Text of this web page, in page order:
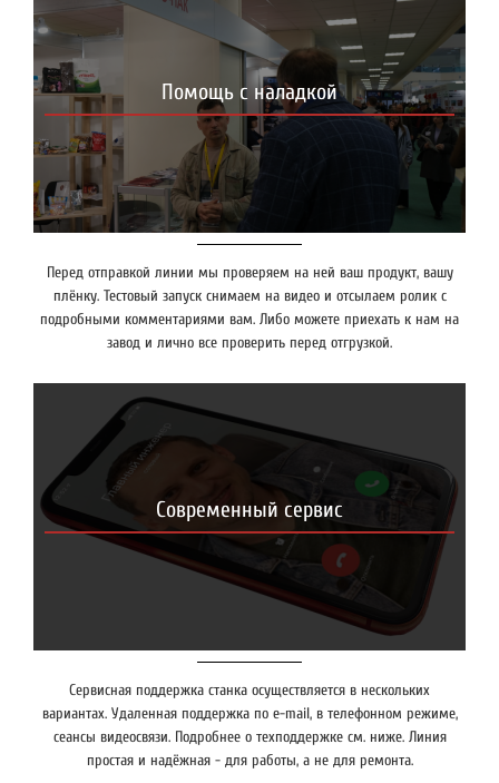
Помощь с наладкой
Перед отправкой линии мы проверяем на ней ваш продукт, вашу
плёнку. Тестовый запуск снимаем на видео и отсылаем ролик с
подробными комментариями вам. Либо можете приехать к нам на
завод и лично все проверить перед отгрузкой.
Современный сервис
Сервисная поддержка станка осуществляется в нескольких
вариантах. Удаленная поддержка по e-mail, в телефонном режиме,
сеансы видеосвязи. Подробнее о техподдержке см. ниже. Линия
простая и надёжная - для работы, а не для ремонта.